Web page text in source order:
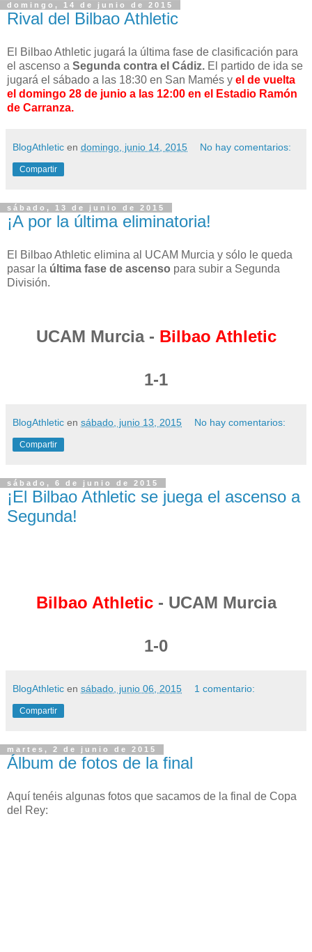
domingo, 14 de junio de 2015
Rival del Bilbao Athletic
El Bilbao Athletic jugará la última fase de clasificación para
el ascenso a Segunda contra el Cádiz. El partido de ida se
jugará el sábado a las 18:30 en San Mamés y el de vuelta
el domingo 28 de junio a las 12:00 en el Estadio Ramón
de Carranza.
BlogAthletic en domingo, junio 14, 2015 No hay comentarios:
Compartir
sábado, 13 de junio de 2015
¡A por la última eliminatoria!
El Bilbao Athletic elimina al UCAM Murcia y sólo le queda
pasar la última fase de ascenso para subir a Segunda
División.
UCAM Murcia - Bilbao Athletic
1-1
BlogAthletic en sábado, junio 13, 2015 No hay comentarios:
Compartir
sábado, 6 de junio de 2015
¡El Bilbao Athletic se juega el ascenso a
Segunda!
Bilbao Athletic- UCAM Murcia
1-0
BlogAthletic en sábado, junio 06, 2015 1 comentario:
Compartir
martes, 2 de junio de 2015
Álbum de fotos de la final
Aquí tenéis algunas fotos que sacamos de la final de Copa
del Rey: